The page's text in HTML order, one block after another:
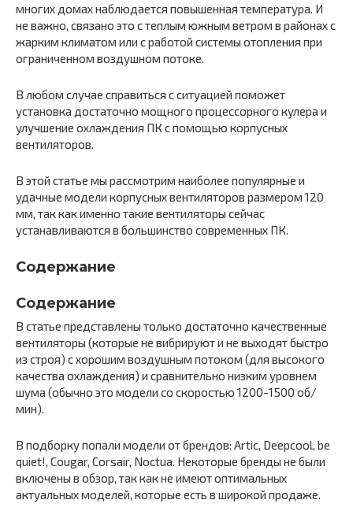
многих домах наблюдается повышенная температура. И
не важно, связано это с теплым южным ветром в районах с
жарким климатом или с работой системы отопления при
ограниченном воздушном потоке.
В любом случае справиться с ситуацией поможет
установка достаточно мощного процессорного кулера и
улучшение охлаждения ПК с помощью корпусных
вентиляторов.
В этой статье мы рассмотрим наиболее популярные и
удачные модели корпусных вентиляторов размером 120
мм, так как именно такие вентиляторы сейчас
устанавливаются в большинство современных ПК.
Содержание
Содержание
В статье представлены только достаточно качественные
вентиляторы (которые не вибрируют и не выходят быстро
из строя) с хорошим воздушным потоком (для высокого
качества охлаждения) и сравнительно низким уровнем
шума (обычно это модели со скоростью 1200-1500 об/
мин).
В подборку попали модели от брендов: Artic, Deepcool, be
quiet!, Cougar, Corsair, Noctua. Некоторые бренды не были
включены в обзор, так как не имеют оптимальных
актуальных моделей, которые есть в широкой продаже.